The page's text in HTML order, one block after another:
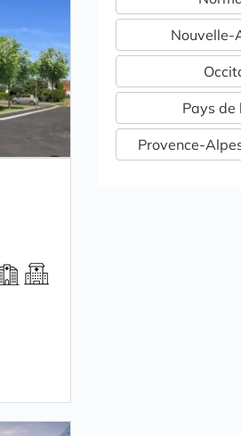
Nouvelle-
Pays de
Provence-